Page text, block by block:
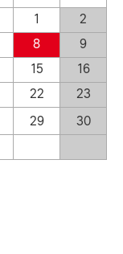
1
2
8
9
15
16
22
23
29
30